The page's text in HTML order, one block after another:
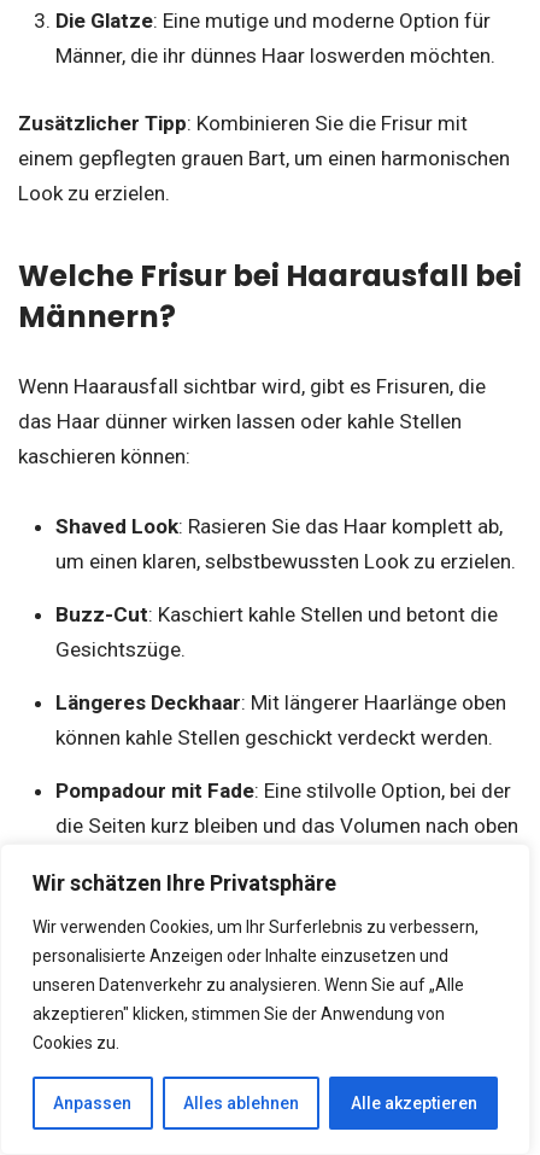
Wir schätzen Ihre Privatsphäre
Wir verwenden Cookies, um Ihr Surferlebnis zu verbessern,
personalisierte Anzeigen oder Inhalte einzusetzen und
unseren Datenverkehr zu analysieren. Wenn Sie auf „Alle
akzeptieren" klicken, stimmen Sie der Anwendung von
Cookies zu.
Anpassen Alles ablehnen Alle akzeptieren
Die Glatze: Eine mutige und moderne Option für
Männer, die ihr dünnes Haar loswerden möchten.
Zusätzlicher Tipp: Kombinieren Sie die Frisur mit
einem gepflegten grauen Bart, um einen harmonischen
Look zu erzielen.
Welche Frisur bei Haarausfall bei
Männern?
Wenn Haarausfall sichtbar wird, gibt es Frisuren, die
das Haar dünner wirken lassen oder kahle Stellen
kaschieren können:
Shaved Look: Rasieren Sie das Haar komplett ab,
um einen klaren, selbstbewussten Look zu erzielen.
Buzz-Cut: Kaschiert kahle Stellen und betont die
Gesichtszüge.
Längeres Deckhaar: Mit längerer Haarlänge oben
können kahle Stellen geschickt verdeckt werden.
Pompadour mit Fade: Eine stilvolle Option, bei der
die Seiten kurz bleiben und das Volumen nach oben
Styling-Tipps bei Haarausfall:
Verwenden Sie Produkte wie Trockenshampoo, um
Volumen zu schaffen.
Kaschieren Sie kahle Stellen mit Haarfasern.
Ziehen Sie eine Haartransplantation oder Perücken